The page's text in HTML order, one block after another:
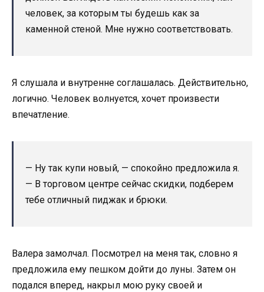
человек, за которым ты будешь как за
каменной стеной. Мне нужно соответствовать.
Я слушала и внутренне соглашалась. Действительно,
логично. Человек волнуется, хочет произвести
впечатление.
— Ну так купи новый, — спокойно предложила я.
— В торговом центре сейчас скидки, подберем
тебе отличный пиджак и брюки.
Валера замолчал. Посмотрел на меня так, словно я
предложила ему пешком дойти до луны. Затем он
подался вперед, накрыл мою руку своей и